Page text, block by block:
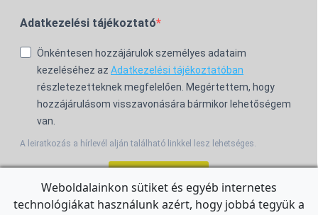
Adatkezelési tájékoztató
Önkéntesen hozzájárulok személyes adataim
kezeléséhez az Adatkezelési tájékoztatóban
részletezetteknek megfelelően. Megértettem, hogy
hozzájárulásom visszavonására bármikor lehetőségem
van.
A leiratkozás a hírlevél alján található linkkel lesz lehetséges.
Weboldalainkon sütiket és egyéb internetes
technológiákat használunk azért, hogy jobbá tegyük a